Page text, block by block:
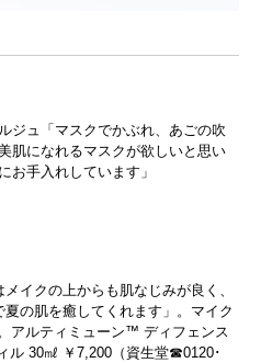
ジュ「マスクでかぶれ、あごの吹
肌になれるマスクが欲しいと思い
お手入れしています」
イクの上からも肌なじみが良く、
の肌を癒してくれます」。マイク
アルティミューン™ ディフェンス
ル 30㎖ ￥7,200（資生堂☎0120･